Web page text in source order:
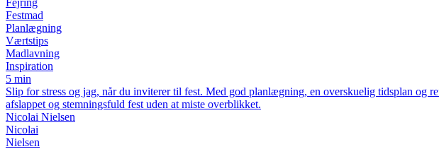
Fejring
Festmad
Planlægning
Værtstips
Madlavning
Inspiration
5 min
Slip for stress og jag, når du inviterer til fest. Med god planlægning, en overskuelig tidsplan og
afslappet og stemningsfuld fest uden at miste overblikket.
Nicolai Nielsen
Nicolai
Nielsen